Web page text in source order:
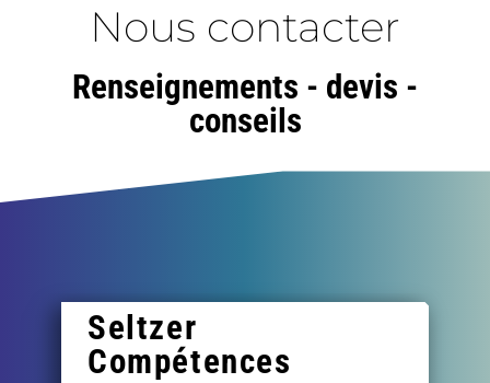
Nous contacter
Renseignements - devis -
conseils
Seltzer
Compétences